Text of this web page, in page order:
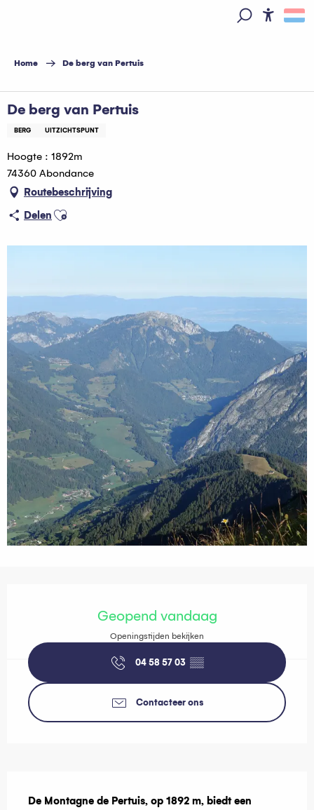
principal
Home De berg van Pertuis
De berg van Pertuis
BERG UITZICHTSPUNT
Hoogte : 1892m
74360 Abondance
Routebeschrijving
Delen Ajouter aux favoris
Geopend vandaag
Openingstijden bekijken
04 58 57 03 ▒▒
Contacteer ons
De Montagne de Pertuis, op 1892 m, biedt een